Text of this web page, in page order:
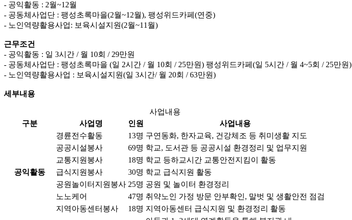
- 공익활동 : 2월~12월
- 공동체사업단 : 팽성초록마을(2월~12월), 팽성위드카페(연중)
- 노인역량활용사업: 보육시설지원(2월~11월)
근무조건
- 공익활동 : 일 3시간 / 월 10회 / 29만원
- 공동체사업단 : 팽성초록마을 (일 2시간 / 월 10회 / 25만원) 팽성위드카페(일 5시간 / 월 4~5회 / 25만원)
- 노인역량활용사업 : 보육시설지원(일 3시간/ 월 20회 / 63만원)
세부내용
사업내용
구분
사업명 인원 사업내용
공익활동
경륜전수활동 13명 구연동화, 한자교육, 건강체조 등 취미생활 지도
공공시설봉사
69명 학교, 도서관 등 공공시설 환경정리 및 업무지원
교통지원봉사
18명 학교 등하교시간 교통안전지킴이 활동
급식지원봉사
30명 학교 급식지원 활동
공원놀이터지원봉사 25명 공원 및 놀이터 환경정리
노노케어
47명 취약노인 가정 방문 안부확인, 말벗 및 생활안전 점검
지역아동센터봉사
18명 지역아동센터 급식지원 및 환경정리 활동